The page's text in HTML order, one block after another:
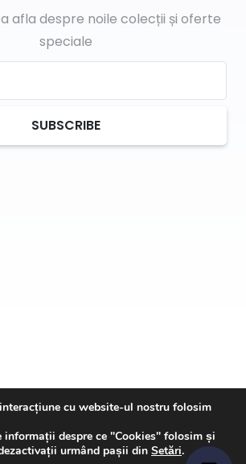
afla despre noile colecții și oferte
speciale
SUBSCRIBE
cu website-ul nostru folosim
informații despre ce "Cookies" folosim și
urmând pașii din Setări.